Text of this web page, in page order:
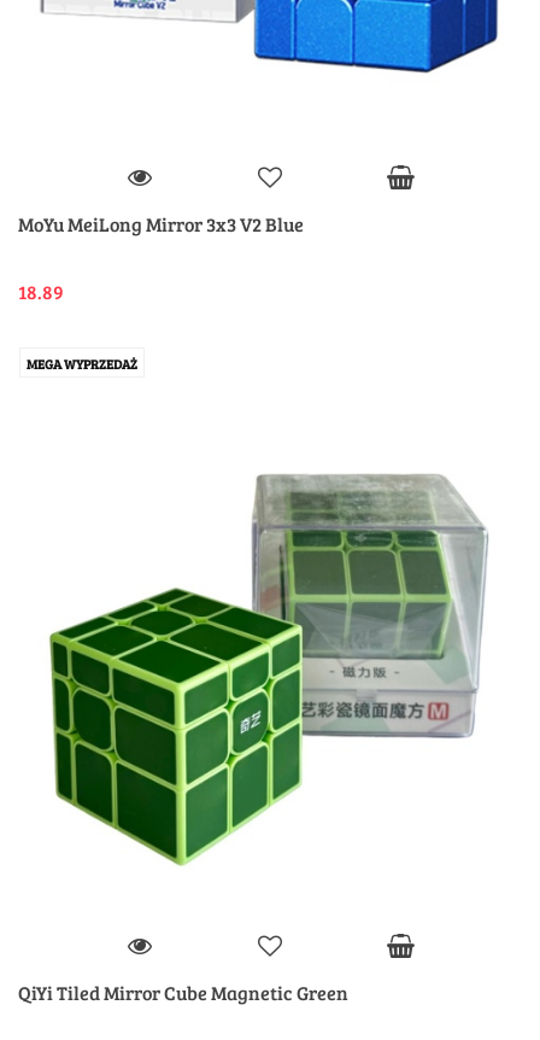
MoYu MeiLong Mirror 3x3 V2 Blue
18.89
MEGA WYPRZEDAŻ
QiYi Tiled Mirror Cube Magnetic Green